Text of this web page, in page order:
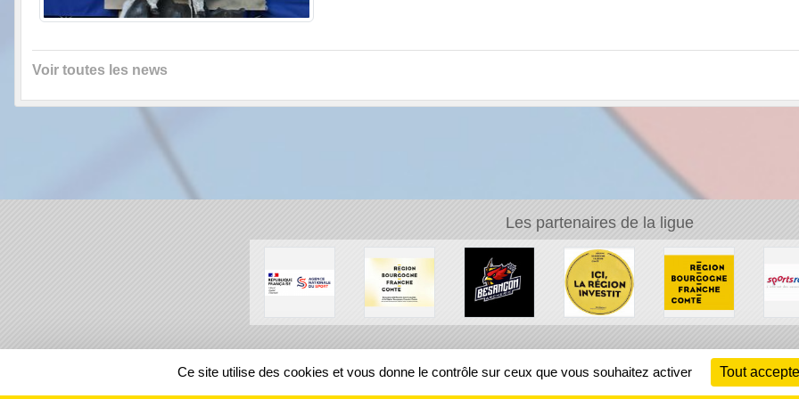
Voir toutes les news
Les partenaires de la ligue
REGIONS
Ce site utilise des cookies et vous donne le contrôle sur ceux que vous souhaitez activer Tout